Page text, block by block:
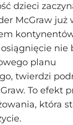
dzieci
McGraw już
nie
planu
twierdzi
To efekt
która